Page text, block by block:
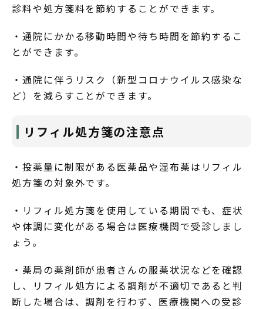
診料や処方箋料を節約することができます。
・通院にかかる移動時間や待ち時間を節約するこ
とができます。
・通院に伴うリスク（新型コロナウイルス感染な
ど）を減らすことができます。
リフィル処方箋の注意点
・投薬量に制限がある医薬品や湿布薬はリフィル
処方箋の対象外です。
・リフィル処方箋を使用している期間でも、症状
や体調に変化がある場合は医療機関で受診しまし
ょう。
・薬局の薬剤師が患者さんの服薬状況などを確認
し、リフィル処方による調剤が不適切であると判
断した場合は、調剤を行わず、医療機関への受診